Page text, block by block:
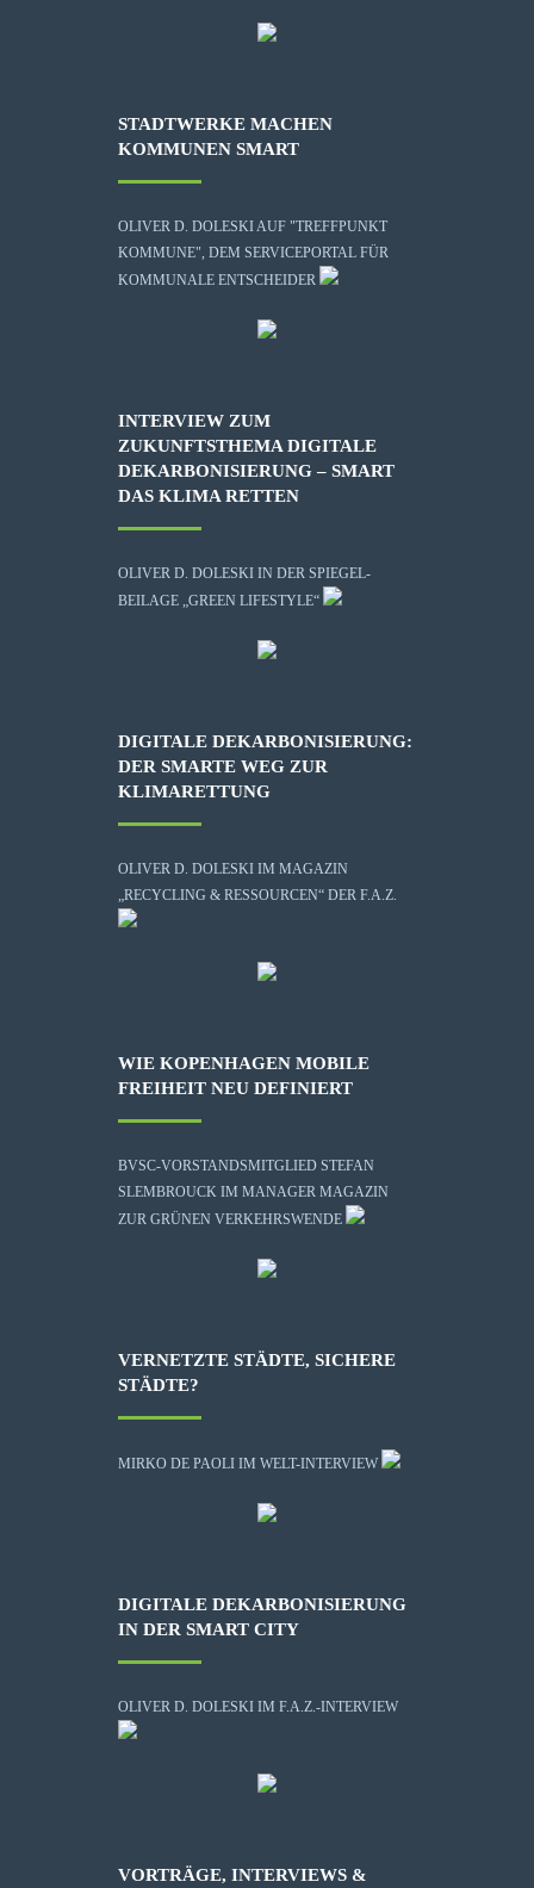
STADTWERKE MACHEN
KOMMUNEN SMART
OLIVER D. DOLESKI AUF "TREFFPUNKT
KOMMUNE", DEM SERVICEPORTAL FÜR
KOMMUNALE ENTSCHEIDER
INTERVIEW ZUM
ZUKUNFTSTHEMA DIGITALE
DEKARBONISIERUNG – SMART
DAS KLIMA RETTEN
OLIVER D. DOLESKI IN DER SPIEGEL-
BEILAGE „GREEN LIFESTYLE“
DIGITALE DEKARBONISIERUNG:
DER SMARTE WEG ZUR
KLIMARETTUNG
OLIVER D. DOLESKI IM MAGAZIN
„RECYCLING & RESSOURCEN“ DER F.A.Z.
WIE KOPENHAGEN MOBILE
FREIHEIT NEU DEFINIERT
BVSC-VORSTANDSMITGLIED STEFAN
SLEMBROUCK IM MANAGER MAGAZIN
ZUR GRÜNEN VERKEHRSWENDE
VERNETZTE STÄDTE, SICHERE
STÄDTE?
MIRKO DE PAOLI IM WELT-INTERVIEW
DIGITALE DEKARBONISIERUNG
IN DER SMART CITY
OLIVER D. DOLESKI IM F.A.Z.-INTERVIEW
VORTRÄGE, INTERVIEWS &